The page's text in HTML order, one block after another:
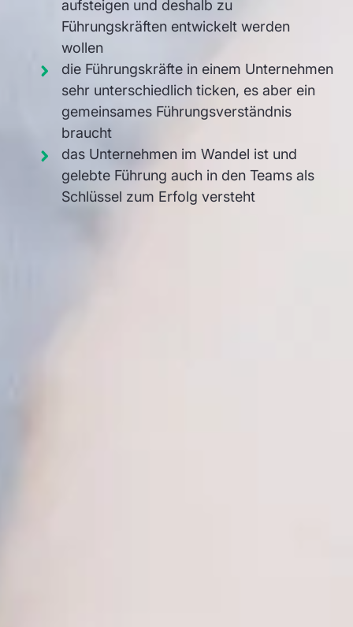
aufsteigen und deshalb zu
Führungskräften entwickelt werden
wollen
die Führungskräfte in einem Unternehmen
sehr unterschiedlich ticken, es aber ein
gemeinsames Führungsverständnis
braucht
das Unternehmen im Wandel ist und
gelebte Führung auch in den Teams als
Schlüssel zum Erfolg versteht